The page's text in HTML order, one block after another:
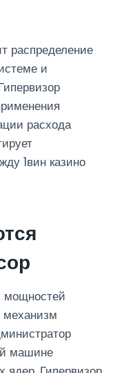
распределение
и
расхода
1вин казино
мощностей
механизм
машине